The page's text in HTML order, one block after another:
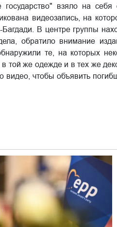
взяло на себя
видеозапись, на
В центре группы
обратило внимание
те, на которых
той же одежде и в тех же
видео, чтобы объявить